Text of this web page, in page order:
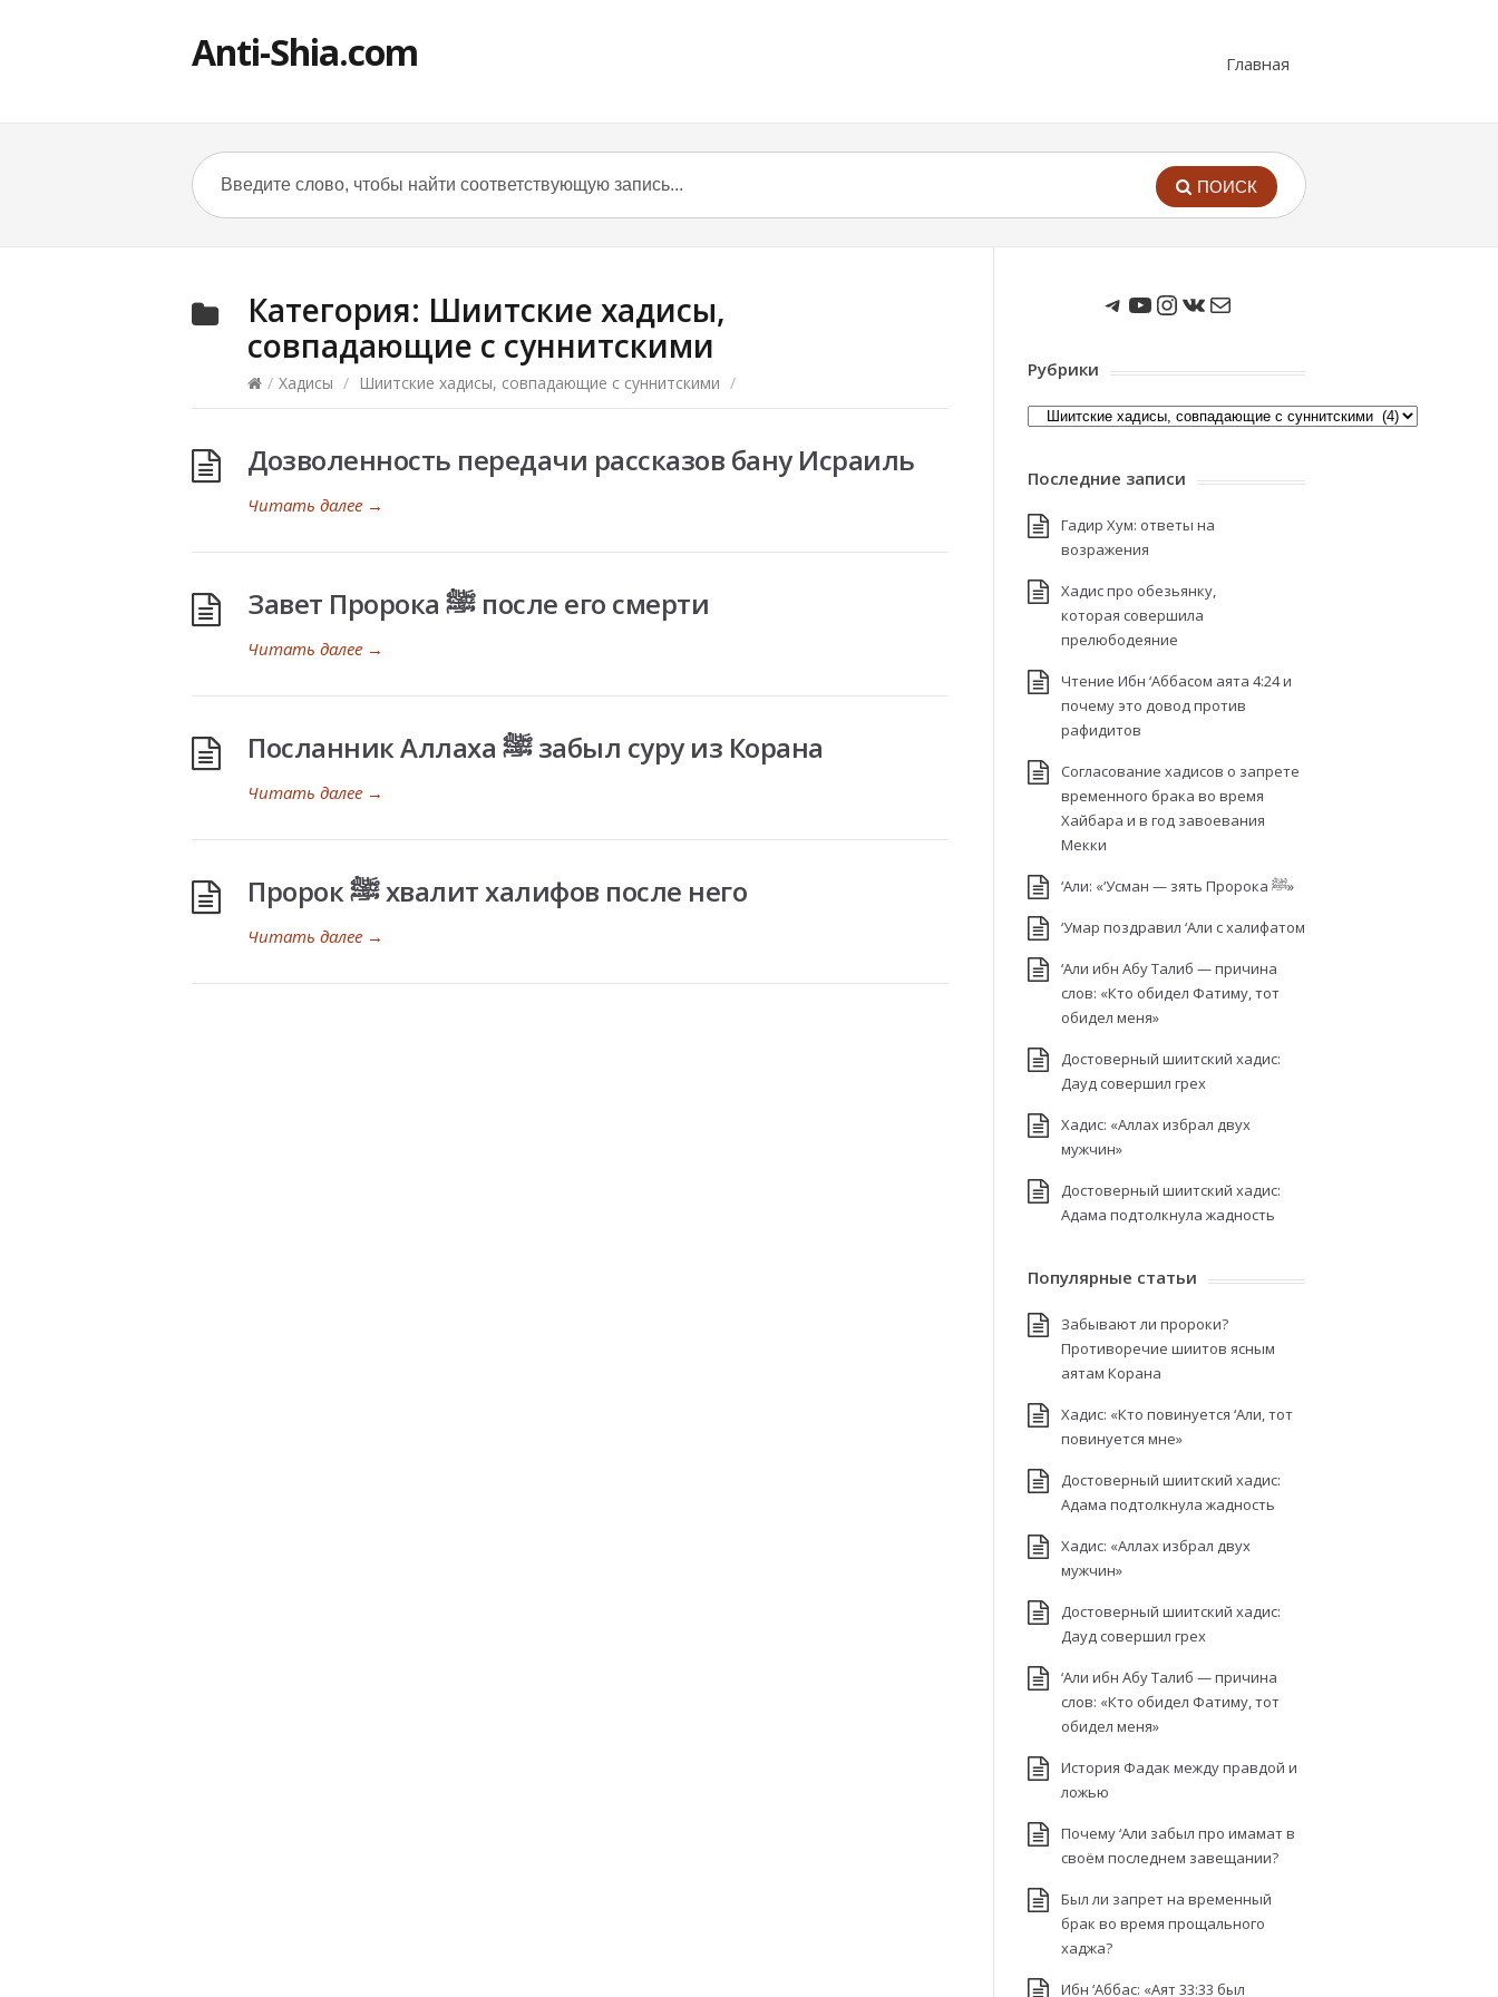
Anti-Shia.com Главная
ПОИСК
Категория: Шиитские хадисы,
совпадающие с суннитскими
/ Хадисы / Шиитские хадисы, совпадающие с суннитскими /
Дозволенность передачи рассказов бану Исраиль
Читать далее →
Завет Пророка ﷺ после его смерти
Читать далее →
Посланник Аллаха ﷺ забыл суру из Корана
Читать далее →
Пророк ﷺ хвалит халифов после него
Читать далее →
Мы в Telegram
Мы на Youtube
Instagram
ВКонтакте
Почта
Рубрики
Рубрики
Последние записи
Гадир Хум: ответы на
возражения
Хадис про обезьянку,
которая совершила
прелюбодеяние
Чтение Ибн ‘Аббасом аята 4:24 и
почему это довод против
рафидитов
Согласование хадисов о запрете
временного брака во время
Хайбара и в год завоевания
Мекки
‘Али: «‘Усман — зять Пророка ﷺ»
‘Умар поздравил ‘Али с халифатом
‘Али ибн Абу Талиб — причина
слов: «Кто обидел Фатиму, тот
обидел меня»
Достоверный шиитский хадис:
Дауд совершил грех
Хадис: «Аллах избрал двух
мужчин»
Достоверный шиитский хадис:
Адама подтолкнула жадность
Популярные статьи
Забывают ли пророки?
Противоречие шиитов ясным
аятам Корана
Хадис: «Кто повинуется ‘Али, тот
повинуется мне»
Достоверный шиитский хадис:
Адама подтолкнула жадность
Хадис: «Аллах избрал двух
мужчин»
Достоверный шиитский хадис:
Дауд совершил грех
‘Али ибн Абу Талиб — причина
слов: «Кто обидел Фатиму, тот
обидел меня»
История Фадак между правдой и
ложью
Почему ‘Али забыл про имамат в
своём последнем завещании?
Был ли запрет на временный
брак во время прощального
хаджа?
Ибн ‘Аббас: «Аят 33:33 был